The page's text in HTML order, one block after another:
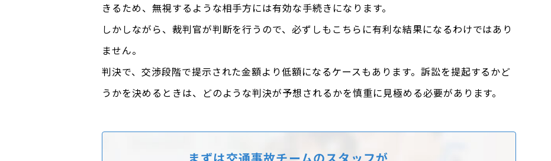
きるため、無視するような相手方には有効な手続きになります。
しかしながら、裁判官が判断を行うので、必ずしもこちらに有利な結果になるわけではあり
ません。
判決で、交渉段階で提示された金額より低額になるケースもあります。訴訟を提起するかど
うかを決めるときは、どのような判決が予想されるかを慎重に見極める必要があります。